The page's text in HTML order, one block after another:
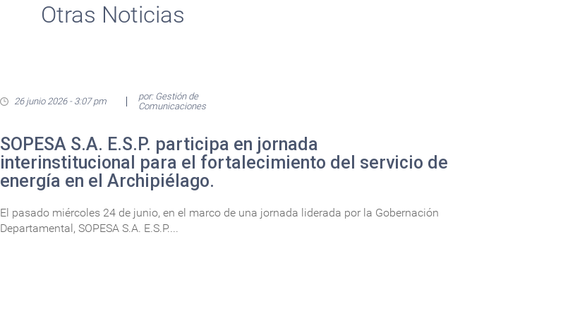
Otras Noticias
26 junio 2026 - 3:07 pm
por: Gestión de
Comunicaciones
SOPESA S.A. E.S.P. participa en jornada
interinstitucional para el fortalecimiento del servicio de
energía en el Archipiélago.
El pasado miércoles 24 de junio, en el marco de una jornada liderada por la Gobernación
Departamental, SOPESA S.A. E.S.P....